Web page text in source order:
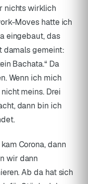
nichts wirklich
Moves hatte ich
eingebaut, das
damals gemeint:
Bachata.“ Da
Wenn ich mich
meins. Drei
dann bin ich
Corona, dann
wir dann
Ab da hat sich